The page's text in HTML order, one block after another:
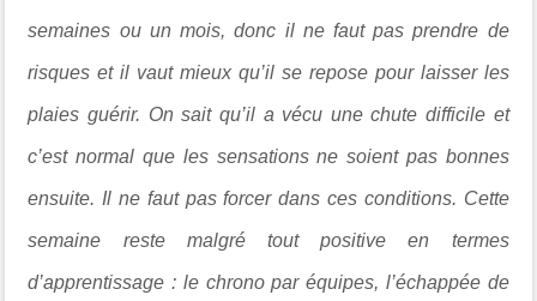
semaines ou un mois, donc il ne faut pas prendre de
risques et il vaut mieux qu’il se repose pour laisser les
plaies guérir. On sait qu’il a vécu une chute difficile et
c’est normal que les sensations ne soient pas bonnes
ensuite. Il ne faut pas forcer dans ces conditions. Cette
semaine reste malgré tout positive en termes
d’apprentissage : le chrono par équipes, l’échappée de